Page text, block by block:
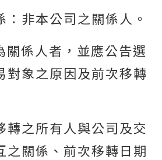
非本公司之關係人。
係人者，並應公告選
對象之原因及前次移轉
轉之所有人與公司及交
之關係、前次移轉日期